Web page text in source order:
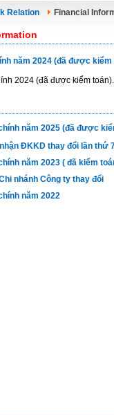
Relation Financial
năm 2024 (đã được kiểm
2024 (đã được kiểm
năm 2025 (đã được
ĐKKD thay đổi lần thứ
năm 2023 ( đã kiểm
nhánh Công ty thay đổi
năm 2022